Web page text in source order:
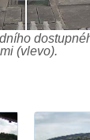
(vlevo).